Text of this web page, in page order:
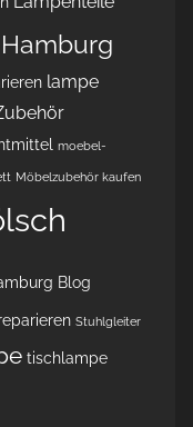
lampe
moebel-
Möbelzubehör kaufen
Blog
Stuhlgleiter
tischlampe